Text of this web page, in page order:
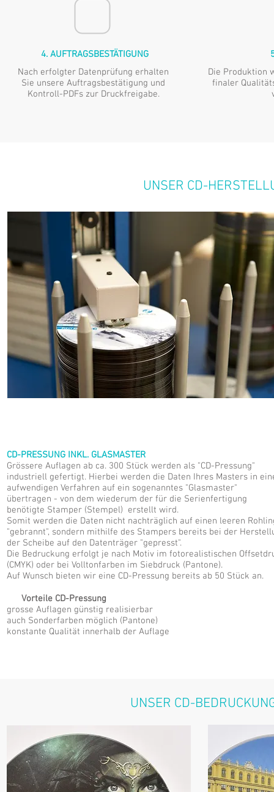
4. AUFTRAGSBESTÄTIGUNG
Nach erfolgter Datenprüfung erhalten
Sie unsere Auftragsbestätigung und
Kontroll-PDFs zur Druckfreigabe.
Die Produktion
finaler
UNSER CD-
CD-PRESSUNG INKL. GLASMASTER
Grössere Auflagen ab ca. 300 Stück werden als "CD-Pressung"
industriell gefertigt. Hierbei werden die Daten Ihres Masters in
aufwendigen Verfahren auf ein sogenanntes "Glasmaster"
übertragen - von dem wiederum der für die Serienfertigung
benötigte Stamper (Stempel) erstellt wird.
Somit werden die Daten nicht nachträglich auf einen leeren
"gebrannt", sondern mithilfe des Stampers bereits bei der
der Scheibe auf den Datenträger "gepresst".
Die Bedruckung erfolgt je nach Motiv im fotorealistischen
(CMYK) oder bei Volltonfarben im Siebdruck (Pantone).
Auf Wunsch bieten wir eine CD-Pressung bereits ab 50 Stück an.
Vorteile CD-Pressung
grosse Auflagen günstig realisierbar
auch Sonderfarben möglich (Pantone)
konstante Qualität innerhalb der Auflage
UNSER CD-